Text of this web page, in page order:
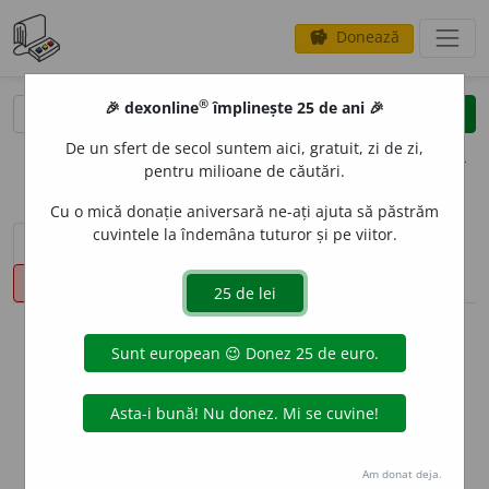
savings Donează
clear
opțiuni
sinteza definițiilor (1) definiții (8)
declinări
info
Aceste definiții sunt compilate de
echipa dexonline. Definițiile
originale se află pe filadefiniții.
Puteți reordona filele pe pagina de
🎉 dexonline® împlinește 25 de ani 🎉
De un sfert de secol suntem aici, gratuit, zi de zi,
pentru milioane de căutări.
Cu o mică donație aniversară ne-ați ajuta să păstrăm
cuvintele la îndemâna tuturor și pe viitor.
Am donat deja.